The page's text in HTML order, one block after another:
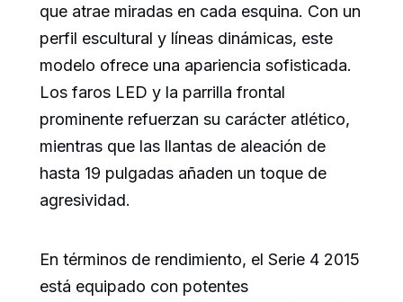
que atrae miradas en cada esquina. Con un
perfil escultural y líneas dinámicas, este
modelo ofrece una apariencia sofisticada.
Los faros LED y la parrilla frontal
prominente refuerzan su carácter atlético,
mientras que las llantas de aleación de
hasta 19 pulgadas añaden un toque de
agresividad.
En términos de rendimiento, el Serie 4 2015
está equipado con potentes